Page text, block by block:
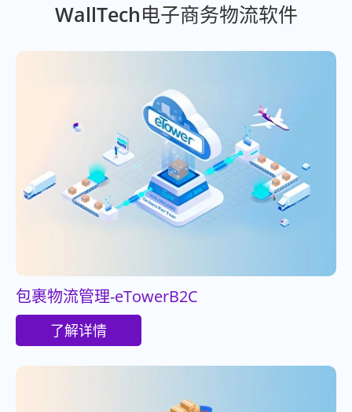
WallTech电子商务物流软件
包裹物流管理-eTowerB2C
了解详情